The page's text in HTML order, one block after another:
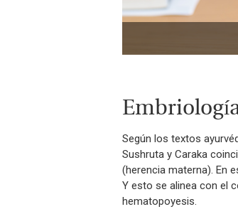
Según los textos
Sushruta y Caraka
(herencia materna). En
Y esto se alinea con el
hematopoyesis.